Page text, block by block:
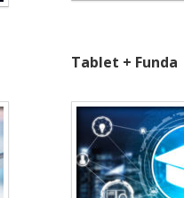
Tablet + Funda